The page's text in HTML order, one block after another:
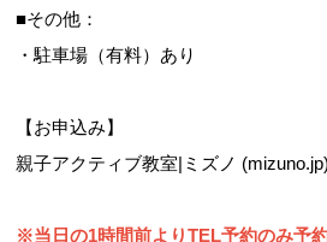
■その他：
・駐車場（有料）あり
【お申込み】
親子アクティブ教室|ミズノ (mizuno.jp)
※当日の1時間前よりTEL予約のみ予